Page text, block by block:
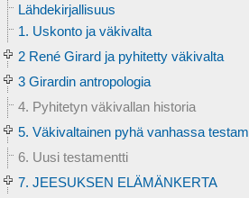
Lähdekirjallisuus
1. Uskonto ja väkivalta
2 René Girard ja pyhitetty väkivalta
3 Girardin antropologia
4. Pyhitetyn väkivallan historia
5. Väkivaltainen pyhä vanhassa
6. Uusi testamentti
7. JEESUKSEN ELÄMÄNKERTA